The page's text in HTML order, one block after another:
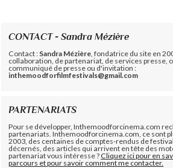
CONTACT - Sandra Mézière
Contact : Sandra Mézière , fondatrice du site en
collaboration, de partenariat, de services presse,
communiqué de presse ou d'invitation :
inthemoodforfilmfestivals@gmail.com
PARTENARIATS
Pour se développer, Inthemoodforcinema.com
partenariats. Inthemoodforcinema.com, ce sont
2003, des centaines de comptes-rendus de
décernés, des articles qui arrivent en tête des
partenariat vous intéresse ?Cliquez ici pour en
parcours et pour savoir comment me contacter.